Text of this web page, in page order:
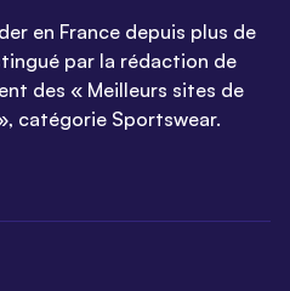
en France depuis plus de
par la rédaction de
des « Meilleurs sites de
catégorie Sportswear.